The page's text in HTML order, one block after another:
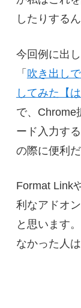
したりする
今回例に出
「 吹き出し
してみた【
で、Chrome
ード入力す
の際に便利
Format Link
利なアドオ
と思います
なかった人